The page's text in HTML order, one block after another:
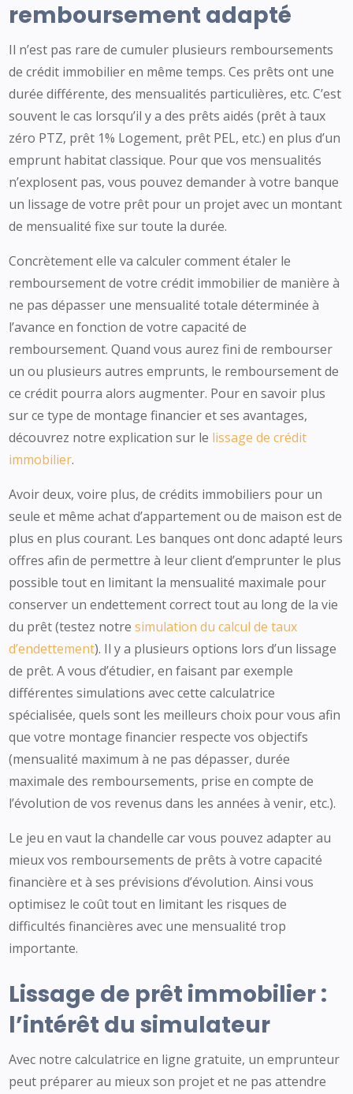
remboursement adapté
Il n’est pas rare de cumuler plusieurs remboursements
de crédit immobilier en même temps. Ces prêts ont une
durée différente, des mensualités particulières, etc. C’est
souvent le cas lorsqu’il y a des prêts aidés (prêt à taux
zéro PTZ, prêt 1% Logement, prêt PEL, etc.) en plus d’un
emprunt habitat classique. Pour que vos mensualités
n’explosent pas, vous pouvez demander à votre banque
un lissage de votre prêt pour un projet avec un montant
de mensualité fixe sur toute la durée.
Concrètement elle va calculer comment étaler le
remboursement de votre crédit immobilier de manière à
ne pas dépasser une mensualité totale déterminée à
l’avance en fonction de votre capacité de
remboursement. Quand vous aurez fini de rembourser
un ou plusieurs autres emprunts, le remboursement de
ce crédit pourra alors augmenter. Pour en savoir plus
sur ce type de montage financier et ses avantages,
découvrez notre explication sur le lissage de crédit
immobilier.
Avoir deux, voire plus, de crédits immobiliers pour un
seule et même achat d’appartement ou de maison est de
plus en plus courant. Les banques ont donc adapté leurs
offres afin de permettre à leur client d’emprunter le plus
possible tout en limitant la mensualité maximale pour
conserver un endettement correct tout au long de la vie
du prêt (testez notresimulation du calcul de taux
d’endettement). Il y a plusieurs options lors d’un lissage
de prêt. A vous d’étudier, en faisant par exemple
différentes simulations avec cette calculatrice
spécialisée, quels sont les meilleurs choix pour vous afin
que votre montage financier respecte vos objectifs
(mensualité maximum à ne pas dépasser, durée
maximale des remboursements, prise en compte de
l’évolution de vos revenus dans les années à venir, etc.).
Le jeu en vaut la chandelle car vous pouvez adapter au
mieux vos remboursements de prêts à votre capacité
financière et à ses prévisions d’évolution. Ainsi vous
optimisez le coût tout en limitant les risques de
difficultés financières avec une mensualité trop
importante.
Lissage de prêt immobilier :
l’intérêt du simulateur
Avec notre calculatrice en ligne gratuite, un emprunteur
peut préparer au mieux son projet et ne pas attendre